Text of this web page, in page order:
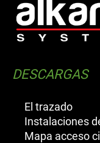
DESCARGAS
El trazado
Instalaciones
Mapa acceso